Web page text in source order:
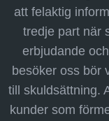
att felaktig
tredje part när
erbjudande
besöker oss bör
till skuldsättning.
kunder som